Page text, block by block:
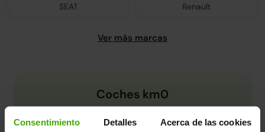
Consentimiento Detalles Acerca de las cookies
SEAT Renault
Coches km0